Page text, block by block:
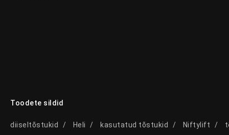
Toodete sildid
diiseltõstukid Heli kasutatud tõstukid Niftylift